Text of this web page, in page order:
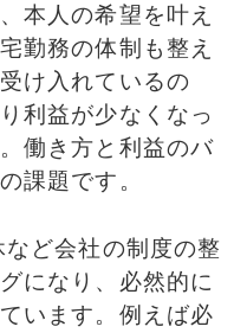
本人の希望を叶え
勤務の体制も整え
け入れているの
利益が少なくなっ
働き方と利益のバ
課題です。
など会社の制度の整
になり、必然的に
います。例えば必